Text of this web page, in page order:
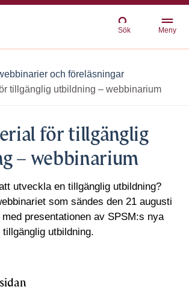
Sök Meny
och föreläsningar
tillgänglig utbildning – webbinarium
för tillgänglig
– webbinarium
utveckla en tillgänglig utbildning?
som sändes den 21 augusti
presentationen av SPSM:s nya
utbildning.